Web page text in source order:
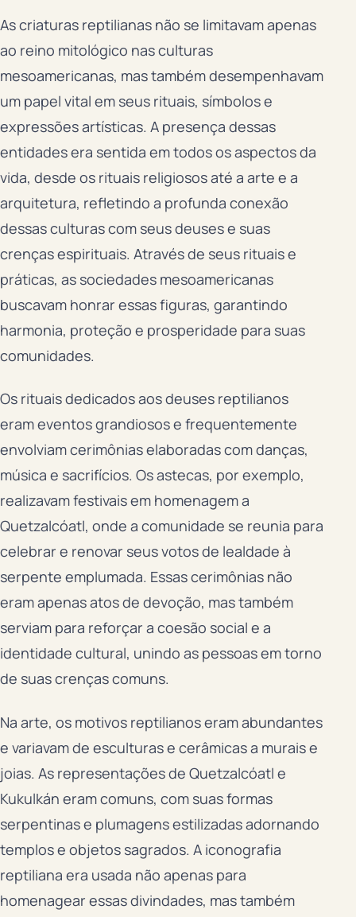
As criaturas reptilianas não se limitavam apenas
ao reino mitológico nas culturas
mesoamericanas, mas também desempenhavam
um papel vital em seus rituais, símbolos e
expressões artísticas. A presença dessas
entidades era sentida em todos os aspectos da
vida, desde os rituais religiosos até a arte e a
arquitetura, refletindo a profunda conexão
dessas culturas com seus deuses e suas
crenças espirituais. Através de seus rituais e
práticas, as sociedades mesoamericanas
buscavam honrar essas figuras, garantindo
harmonia, proteção e prosperidade para suas
comunidades.
Os rituais dedicados aos deuses reptilianos
eram eventos grandiosos e frequentemente
envolviam cerimônias elaboradas com danças,
música e sacrifícios. Os astecas, por exemplo,
realizavam festivais em homenagem a
Quetzalcóatl, onde a comunidade se reunia para
celebrar e renovar seus votos de lealdade à
serpente emplumada. Essas cerimônias não
eram apenas atos de devoção, mas também
serviam para reforçar a coesão social e a
identidade cultural, unindo as pessoas em torno
de suas crenças comuns.
Na arte, os motivos reptilianos eram abundantes
e variavam de esculturas e cerâmicas a murais e
joias. As representações de Quetzalcóatl e
Kukulkán eram comuns, com suas formas
serpentinas e plumagens estilizadas adornando
templos e objetos sagrados. A iconografia
reptiliana era usada não apenas para
homenagear essas divindades, mas também